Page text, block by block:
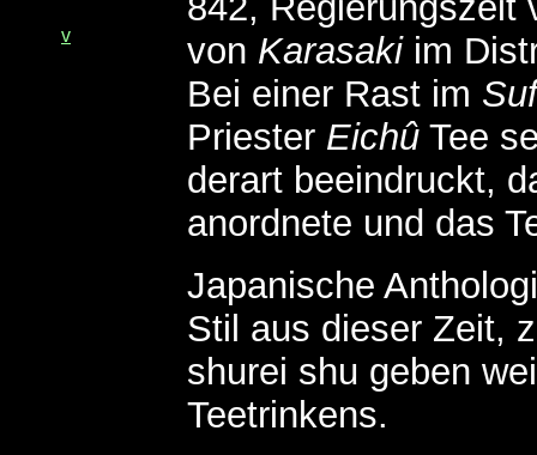
v
von Karasakiim
Bei einer Rast im
Priester Eichû Tee
derart beeindruckt,
anordnete und das
Japanische
Stil aus dieser Zeit,
shurei shu geben
Teetrinkens.